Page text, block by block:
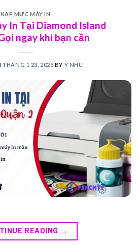
NẠP MỰC MÁY IN
In Tại Diamond Island
ngay khi bạn cần
THÁNG 1 23, 2025 BY Ý NHƯ
READING →